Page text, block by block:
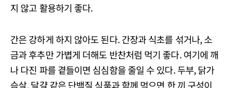
지 않고 활용하기 좋다.
간은 강하게 하지 않아도 된다. 간장과 식초를 섞거나, 소
금과 후추만 가볍게 더해도 반찬처럼 먹기 좋다. 여기에 깨
나 다진 파를 곁들이면 심심함을 줄일 수 있다. 두부, 닭가
슴살, 달걀 같은 단백질 식품과 함께 먹으면 한 끼 구성이